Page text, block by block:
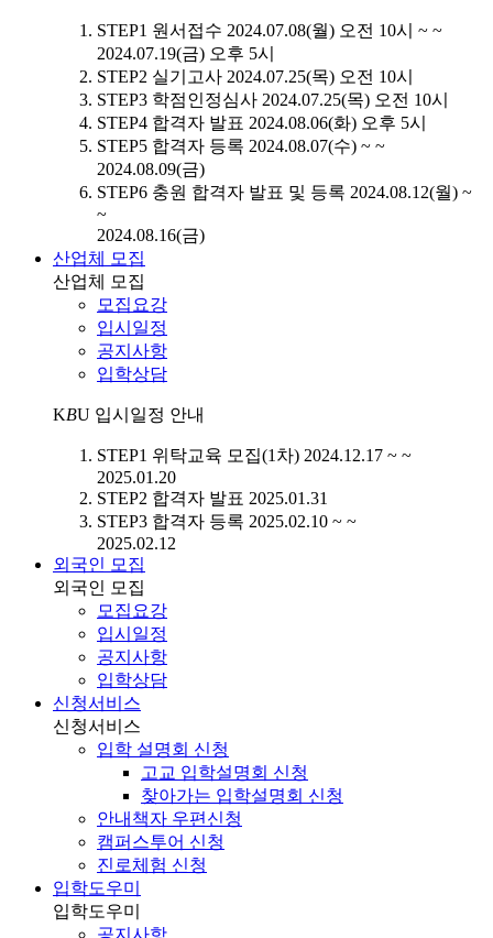
STEP1 원서접수 2024.07.08(월) 오전 10시 ~ ~
2024.07.19(금) 오후 5시
STEP2 실기고사 2024.07.25(목) 오전 10시
STEP3 학점인정심사 2024.07.25(목) 오전 10시
STEP4 합격자 발표 2024.08.06(화) 오후 5시
STEP5 합격자 등록 2024.08.07(수) ~ ~
2024.08.09(금)
STEP6 충원 합격자 발표 및 등록 2024.08.12(월) ~
~
2024.08.16(금)
산업체 모집
산업체 모집
모집요강
입시일정
공지사항
입학상담
KBU 입시일정 안내
STEP1 위탁교육 모집(1차) 2024.12.17 ~ ~
2025.01.20
STEP2 합격자 발표 2025.01.31
STEP3 합격자 등록 2025.02.10 ~ ~
2025.02.12
외국인 모집
외국인 모집
모집요강
입시일정
공지사항
입학상담
신청서비스
신청서비스
입학 설명회 신청
고교 입학설명회 신청
찾아가는 입학설명회 신청
안내책자 우편신청
캠퍼스투어 신청
진로체험 신청
입학도우미
입학도우미
공지사항